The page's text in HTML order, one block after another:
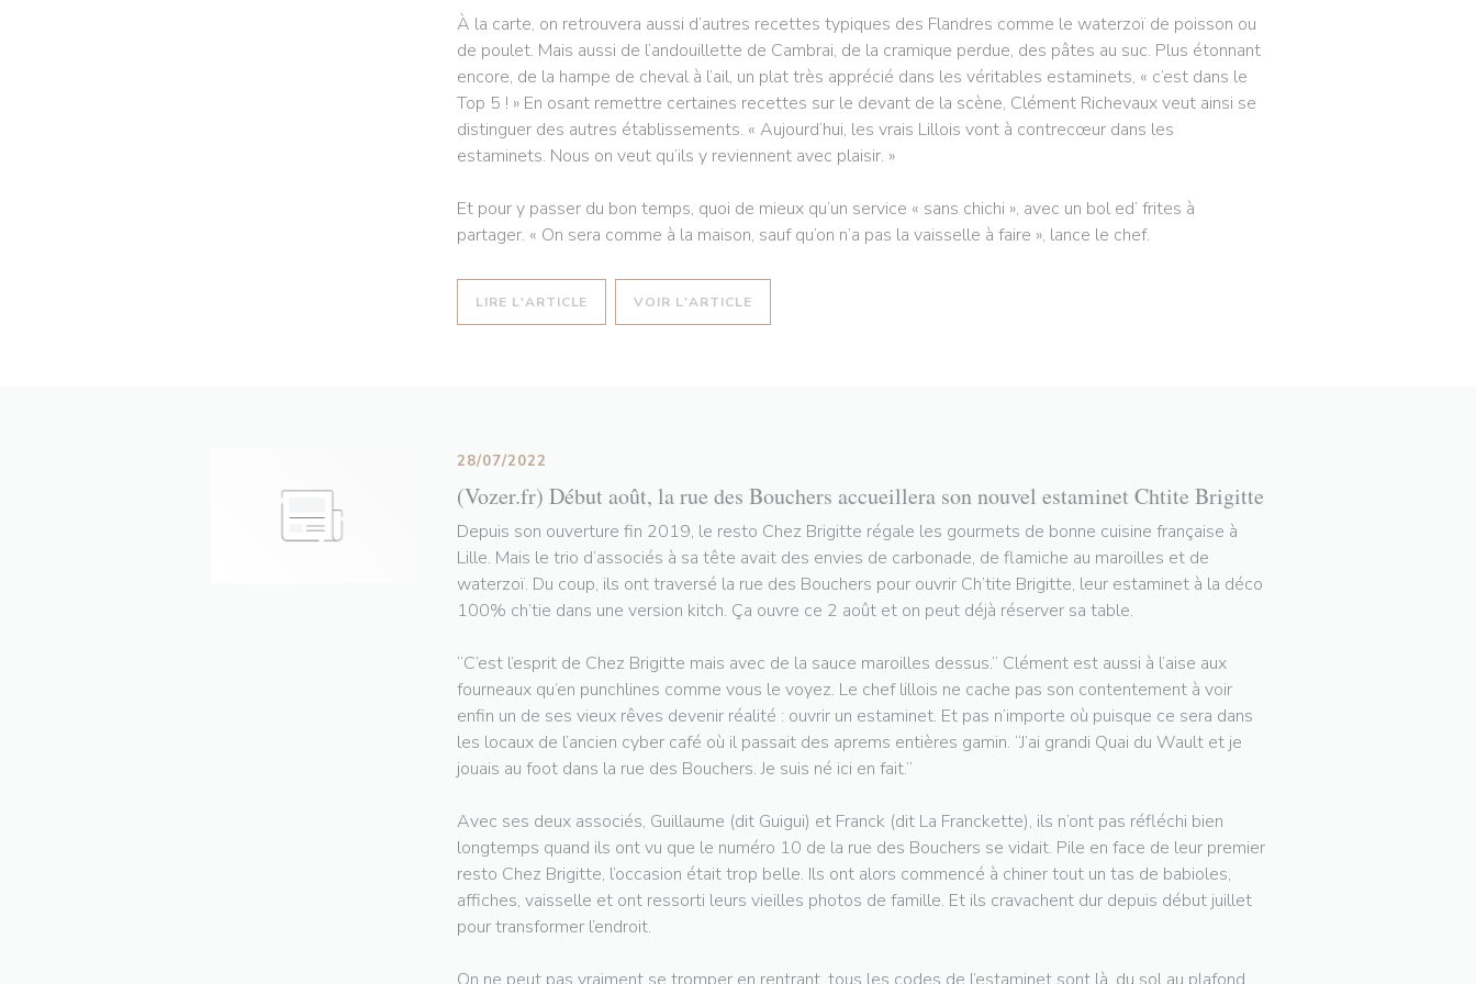
À la carte, on retrouvera aussi d’autres recettes typiques des Flandres comme le waterzoï de poisson ou
de poulet. Mais aussi de l’andouillette de Cambrai, de la cramique perdue, des pâtes au suc. Plus étonnant
encore, de la hampe de cheval à l’ail, un plat très apprécié dans les véritables estaminets, « c’est dans le
Top 5 ! » En osant remettre certaines recettes sur le devant de la scène, Clément Richevaux veut ainsi se
distinguer des autres établissements. « Aujourd’hui, les vrais Lillois vont à contrecœur dans les
estaminets. Nous on veut qu’ils y reviennent avec plaisir. »
Et pour y passer du bon temps, quoi de mieux qu’un service « sans chichi », avec un bol ed’ frites à
partager. « On sera comme à la maison, sauf qu’on n’a pas la vaisselle à faire », lance le chef.
LIRE L'ARTICLE ((OUVRE UNE NOUVELLE FENÊTRE))
VOIR L'ARTICLE((OUVRE UNE NOUVELLE FENÊTRE))
(Vozer.fr) Début août, la rue des Bouchers accueillera son nouvel estaminet Chtite Brigitte
28/07/2022
Depuis son ouverture fin 2019, le resto Chez Brigitte régale les gourmets de bonne cuisine française à
Lille. Mais le trio d’associés à sa tête avait des envies de carbonade, de flamiche au maroilles et de
waterzoï. Du coup, ils ont traversé la rue des Bouchers pour ouvrir Ch’tite Brigitte, leur estaminet à la déco
100% ch’tie dans une version kitch. Ça ouvre ce 2 août et on peut déjà réserver sa table.
“C’est l’esprit de Chez Brigitte mais avec de la sauce maroilles dessus.” Clément est aussi à l’aise aux
fourneaux qu’en punchlines comme vous le voyez. Le chef lillois ne cache pas son contentement à voir
enfin un de ses vieux rêves devenir réalité : ouvrir un estaminet. Et pas n’importe où puisque ce sera dans
les locaux de l’ancien cyber café où il passait des aprems entières gamin. “J’ai grandi Quai du Wault et je
jouais au foot dans la rue des Bouchers. Je suis né ici en fait.”
Avec ses deux associés, Guillaume (dit Guigui) et Franck (dit La Franckette), ils n’ont pas réfléchi bien
longtemps quand ils ont vu que le numéro 10 de la rue des Bouchers se vidait. Pile en face de leur premier
resto Chez Brigitte, l’occasion était trop belle. Ils ont alors commencé à chiner tout un tas de babioles,
affiches, vaisselle et ont ressorti leurs vieilles photos de famille. Et ils cravachent dur depuis début juillet
pour transformer l’endroit.